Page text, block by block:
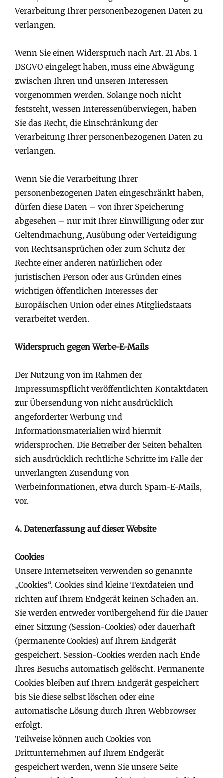
Verarbeitung Ihrer personenbezogenen Daten zu
verlangen.
Wenn Sie einen Widerspruch nach Art. 21 Abs. 1
DSGVO eingelegt haben, muss eine Abwägung
zwischen Ihren und unseren Interessen
vorgenommen werden. Solange noch nicht
feststeht, wessen Interessenüberwiegen, haben
Sie das Recht, die Einschränkung der
Verarbeitung Ihrer personenbezogenen Daten zu
verlangen.
Wenn Sie die Verarbeitung Ihrer
personenbezogenen Daten eingeschränkt haben,
dürfen diese Daten – von ihrer Speicherung
abgesehen – nur mit Ihrer Einwilligung oder zur
Geltendmachung, Ausübung oder Verteidigung
von Rechtsansprüchen oder zum Schutz der
Rechte einer anderen natürlichen oder
juristischen Person oder aus Gründen eines
wichtigen öffentlichen Interesses der
Europäischen Union oder eines Mitgliedstaats
verarbeitet werden.
Widerspruch gegen Werbe-E-Mails
Der Nutzung von im Rahmen der
Impressumspflicht veröffentlichten Kontaktdaten
zur Übersendung von nicht ausdrücklich
angeforderter Werbung und
Informationsmaterialien wird hiermit
widersprochen. Die Betreiber der Seiten behalten
sich ausdrücklich rechtliche Schritte im Falle der
unverlangten Zusendung von
Werbeinformationen, etwa durch Spam-E-Mails,
vor.
4. Datenerfassung auf dieser Website
Cookies
Unsere Internetseiten verwenden so genannte
„Cookies“. Cookies sind kleine Textdateien und
richten auf Ihrem Endgerät keinen Schaden an.
Sie werden entweder vorübergehend für die Dauer
einer Sitzung (Session-Cookies) oder dauerhaft
(permanente Cookies) auf Ihrem Endgerät
gespeichert. Session-Cookies werden nach Ende
Ihres Besuchs automatisch gelöscht. Permanente
Cookies bleiben auf Ihrem Endgerät gespeichert
bis Sie diese selbst löschen oder eine
automatische Lösung durch Ihren Webbrowser
erfolgt.
Teilweise können auch Cookies von
Drittunternehmen auf Ihrem Endgerät
gespeichert werden, wenn Sie unsere Seite